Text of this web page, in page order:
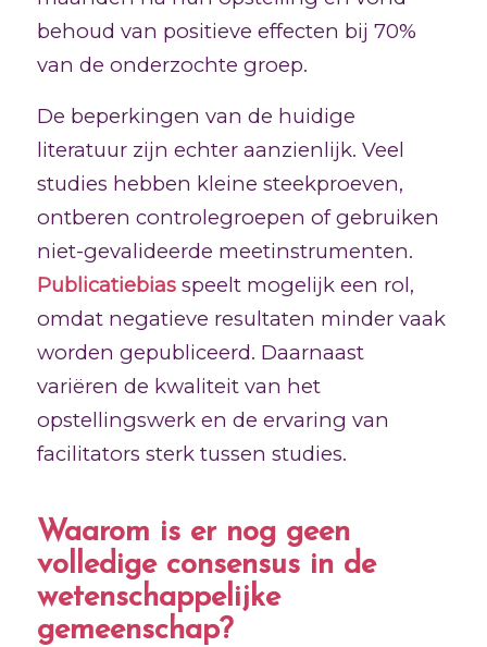
behoud van positieve effecten bij 70%
van de onderzochte groep.
De beperkingen van de huidige
literatuur zijn echter aanzienlijk. Veel
studies hebben kleine steekproeven,
ontberen controlegroepen of gebruiken
niet-gevalideerde meetinstrumenten.
Publicatiebiasspeelt mogelijk een rol,
omdat negatieve resultaten minder vaak
worden gepubliceerd. Daarnaast
variëren de kwaliteit van het
opstellingswerk en de ervaring van
facilitators sterk tussen studies.
Waarom is er nog geen
volledige consensus in de
wetenschappelijke
gemeenschap?